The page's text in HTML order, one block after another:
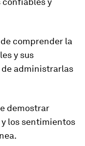
comprender la
y sus
de administrarlas
demostrar
los sentimientos